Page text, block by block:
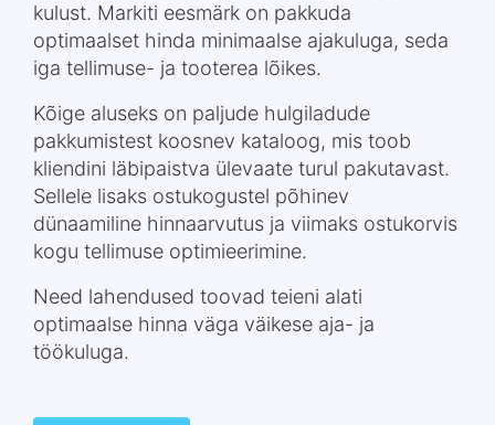
kulust. Markiti eesmärk on pakkuda
optimaalset hinda minimaalse ajakuluga, seda
iga tellimuse- ja tooterea lõikes.
Kõige aluseks on paljude hulgiladude
pakkumistest koosnev kataloog, mis toob
kliendini läbipaistva ülevaate turul pakutavast.
Sellele lisaks ostukogustel põhinev
dünaamiline hinnaarvutus ja viimaks ostukorvis
kogu tellimuse optimieerimine.
Need lahendused toovad teieni alati
optimaalse hinna väga väikese aja- ja
töökuluga.